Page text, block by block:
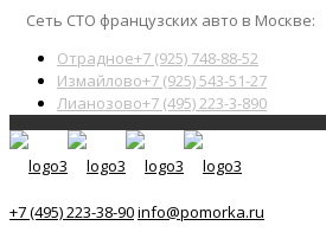
Сеть СТО французских авто в Москве:
Отрадное+7 (925) 748-88-52
Измайлово+7 (925) 543-51-27
Лианозово+7 (495) 223-3-890
+7 (495) 223-38-90info@pomorka.ru